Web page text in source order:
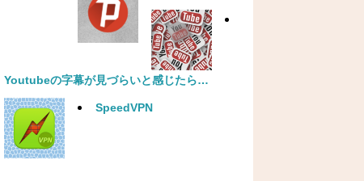
Youtubeの字幕が見づらいと感じたら…
SpeedVPN